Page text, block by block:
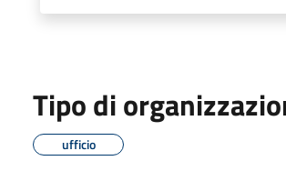
Tipo di
ufficio